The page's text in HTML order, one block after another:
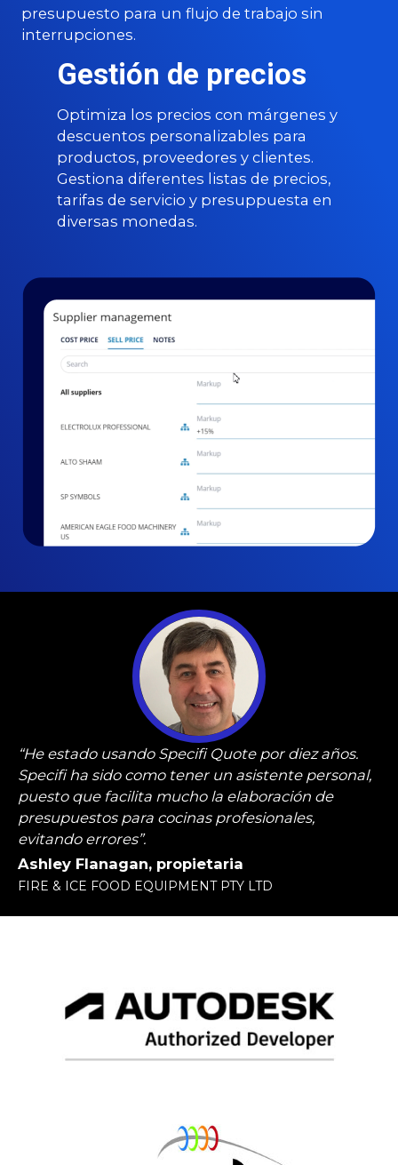
presupuesto para un flujo de trabajo sin
interrupciones.
Gestión de precios
Optimiza los precios con márgenes y
descuentos personalizables para
productos, proveedores y clientes.
Gestiona diferentes listas de precios,
tarifas de servicio y presuppuesta en
diversas monedas.
“He estado usando Specifi Quote por diez años.
Specifi ha sido como tener un asistente personal,
puesto que facilita mucho la elaboración de
presupuestos para cocinas profesionales,
evitando errores”.
Ashley Flanagan, propietaria
FIRE & ICE FOOD EQUIPMENT PTY LTD